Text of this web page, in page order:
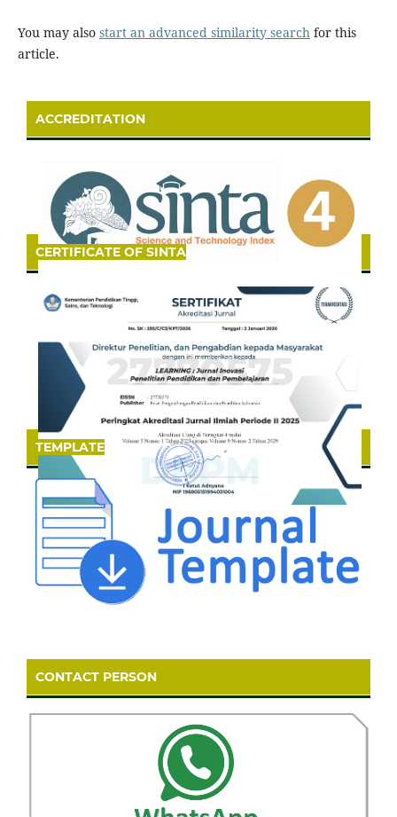
You may also start an advanced similarity searchfor this
article.
ACCREDITATION
CERTIFICATE OF SINTA
TEMPLATE
CONTACT PERSON